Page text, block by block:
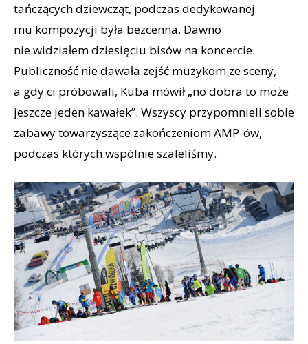
tańczących dziewcząt, podczas dedykowanej
mu kompozycji była bezcenna. Dawno
nie widziałem dziesięciu bisów na koncercie.
Publiczność nie dawała zejść muzykom ze sceny,
a gdy ci próbowali, Kuba mówił „no dobra to może
jeszcze jeden kawałek”. Wszyscy przypomnieli sobie
zabawy towarzyszące zakończeniom AMP-ów,
podczas których wspólnie szaleliśmy.